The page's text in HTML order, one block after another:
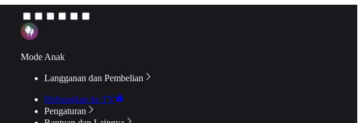
Mode Anak
Langganan dan Pembelian
Hubungkan ke TV
Pengaturan